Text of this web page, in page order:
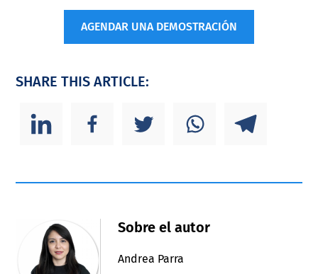
AGENDAR UNA DEMOSTRACIÓN
SHARE THIS ARTICLE:
Sobre el autor
Andrea Parra